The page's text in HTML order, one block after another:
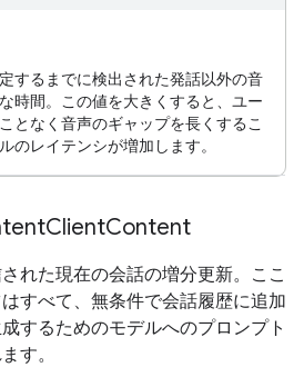
するまでに検出された発話以外の音
時間。この値を大きくすると、ユー
となく音声のギャップを長くするこ
のレイテンシが増加します。
ClientContent
れた現在の会話の増分更新。ここ
すべて、無条件で会話履歴に追加
するためのモデルへのプロンプト
す。